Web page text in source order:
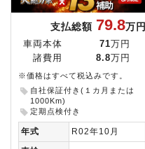
支払総額 79.8万円
車両本体 71 万円
諸費用
8.8 万円
※価格はすべて税込みです。
自社保証付き(１カ月または
1000Km)
定期点検付き
年式
R02年10月